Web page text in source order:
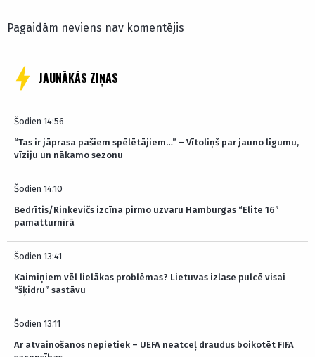
Pagaidām neviens nav komentējis
JAUNĀKĀS ZIŅAS
Šodien 14:56
“Tas ir jāprasa pašiem spēlētājiem…” – Vītoliņš par jauno līgumu,
vīziju un nākamo sezonu
Šodien 14:10
Bedrītis/Rinkevičs izcīna pirmo uzvaru Hamburgas “Elite 16”
pamatturnīrā
Šodien 13:41
Kaimiņiem vēl lielākas problēmas? Lietuvas izlase pulcē visai
“šķidru” sastāvu
Šodien 13:11
Ar atvainošanos nepietiek – UEFA neatceļ draudus boikotēt FIFA